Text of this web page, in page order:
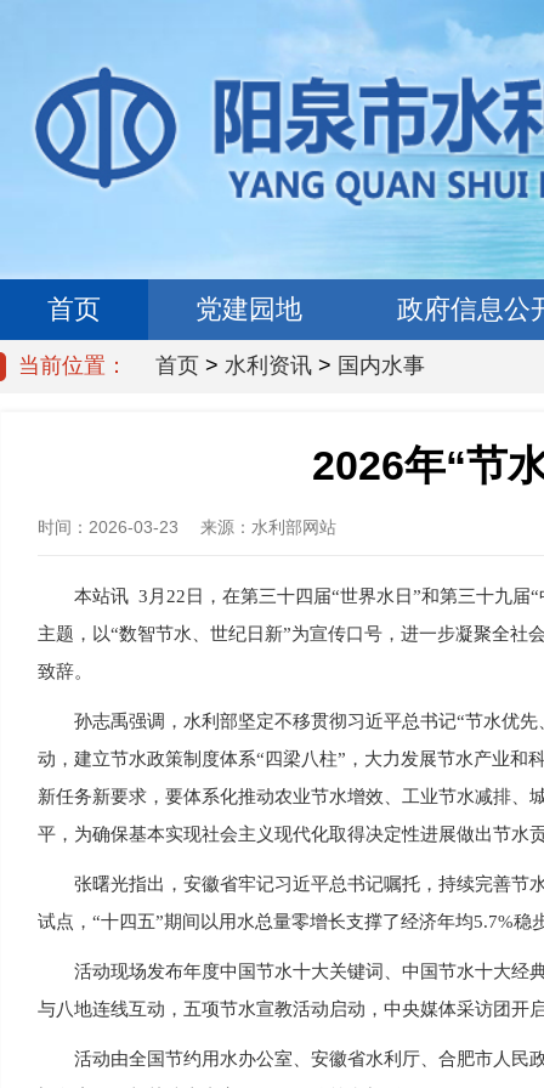
首页 党建园地 政府信息公
当前位置： 首页 > 水利资讯 > 国内水事
2026年“节
时间： 2026-03-23 来源： 水利部网站
本站讯 3月22日，在第三十四届“世界水日”和第三十九届
主题，以“数智节水、世纪日新”为宣传口号，进一步凝聚全
致辞。
孙志禹强调，水利部坚定不移贯彻习近平总书记“节水优
动，建立节水政策制度体系“四梁八柱”，大力发展节水产业和
新任务新要求，要体系化推动农业节水增效、工业节水减排
平，为确保基本实现社会主义现代化取得决定性进展做出节水
张曙光指出，安徽省牢记习近平总书记嘱托，持续完善节
试点，“十四五”期间以用水总量零增长支撑了经济年均5.7%
活动现场发布年度中国节水十大关键词、中国节水十大经
与八地连线互动，五项节水宣教活动启动，中央媒体采访团开
活动由全国节约用水办公室、安徽省水利厅、合肥市人民